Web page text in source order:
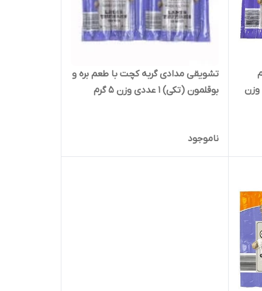
1 عددی وزن
تشویقی مدادی گربه کچت با طعم بره و
بوقلمون (تکی) 1 عددی وزن 5 گرم
ناموجود